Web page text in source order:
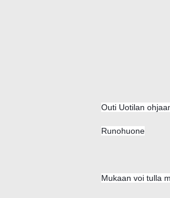
Outi Uotilan
Runohuone
Mukaan voi tulla